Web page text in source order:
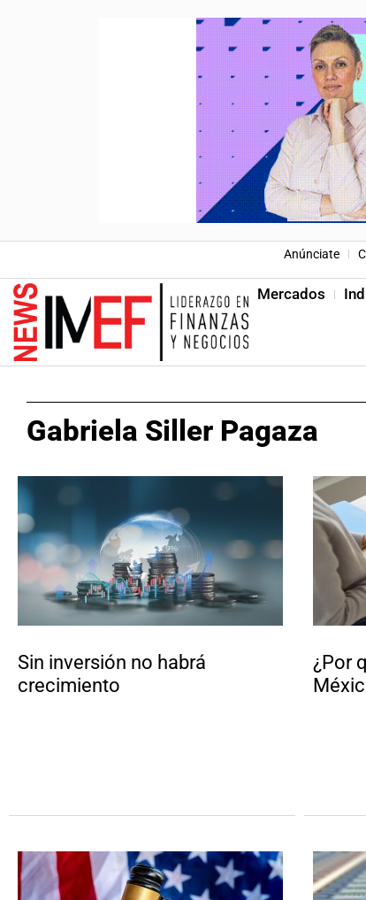
Anúnciate
Mercados
Gabriela Siller Pagaza
Sin inversión no habrá
crecimiento
¿Por